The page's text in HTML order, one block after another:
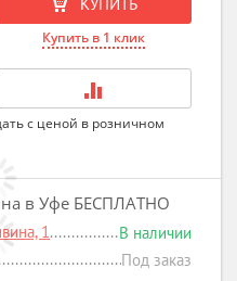
Купить в 1 клик
с ценой в розничном
в Уфе БЕСПЛАТНО
1
В наличии
Под заказ